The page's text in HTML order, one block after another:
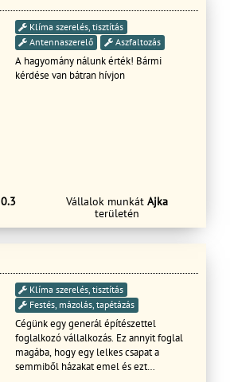
Klíma szerelés, tisztítás
Antennaszerelő
Aszfaltozás
A hagyomány nálunk érték! Bármi
kérdése van bátran hívjon
0.3 Vállalok munkát Ajka
területén
Klíma szerelés, tisztítás
Festés, mázolás, tapétázás
Cégünk egy generál építészettel
foglalkozó vállalkozás. Ez annyit foglal
magába, hogy egy lelkes csapat a
semmiből házakat emel és ezt